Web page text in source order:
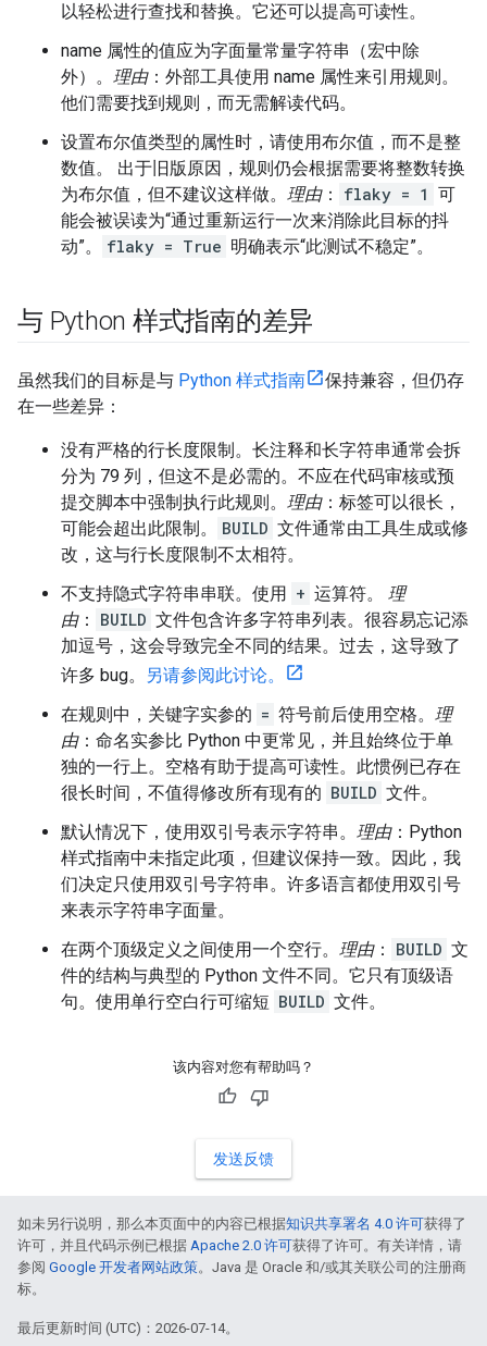
以轻松进行查找和替换。它还可以提高可读性。
name 属性的值应为字面量常量字符串（宏中除
外）。 理由：外部工具使用 name 属性来引用规则。
他们需要找到规则，而无需解读代码。
设置布尔值类型的属性时，请使用布尔值，而不是整
数值。 出于旧版原因，规则仍会根据需要将整数转换
为布尔值，但不建议这样做。 理由： flaky = 1 可
能会被误读为“通过重新运行一次来消除此目标的抖
动”。
flaky = True 明确表示“此测试不稳定”。
与 Python 样式指南的差异
虽然我们的目标是与 Python 样式指南
保持兼容，但仍存
在一些差异：
没有严格的行长度限制。长注释和长字符串通常会拆
分为 79 列，但这不是必需的。不应在代码审核或预
提交脚本中强制执行此规则。 理由：标签可以很长，
可能会超出此限制。
BUILD 文件通常由工具生成或修
改，这与行长度限制不太相符。
不支持隐式字符串串联。使用 + 运算符。 理
由： BUILD 文件包含许多字符串列表。很容易忘记添
加逗号，这会导致完全不同的结果。过去，这导致了
许多 bug。
另请参阅此讨论。
在规则中，关键字实参的 = 符号前后使用空格。 理
由：命名实参比 Python 中更常见，并且始终位于单
独的一行上。空格有助于提高可读性。此惯例已存在
很长时间，不值得修改所有现有的 BUILD 文件。
默认情况下，使用双引号表示字符串。 理由：Python
样式指南中未指定此项，但建议保持一致。因此，我
们决定只使用双引号字符串。许多语言都使用双引号
来表示字符串字面量。
在两个顶级定义之间使用一个空行。 理由： BUILD 文
件的结构与典型的 Python 文件不同。它只有顶级语
句。使用单行空白行可缩短 BUILD 文件。
该内容对您有帮助吗？
发送反馈
如未另行说明，那么本页面中的内容已根据知识共享署名 4.0 许可获得了
许可，并且代码示例已根据 Apache 2.0 许可获得了许可。有关详情，请
参阅 Google 开发者网站政策。Java 是 Oracle 和/或其关联公司的注册商
标。
最后更新时间 (UTC)：2026-07-14。